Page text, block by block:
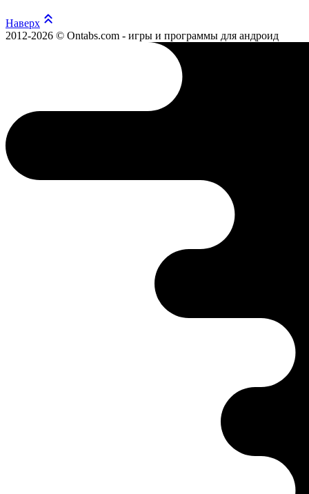
Наверх
2012-2026 © Ontabs.com - игры и программы для андроид